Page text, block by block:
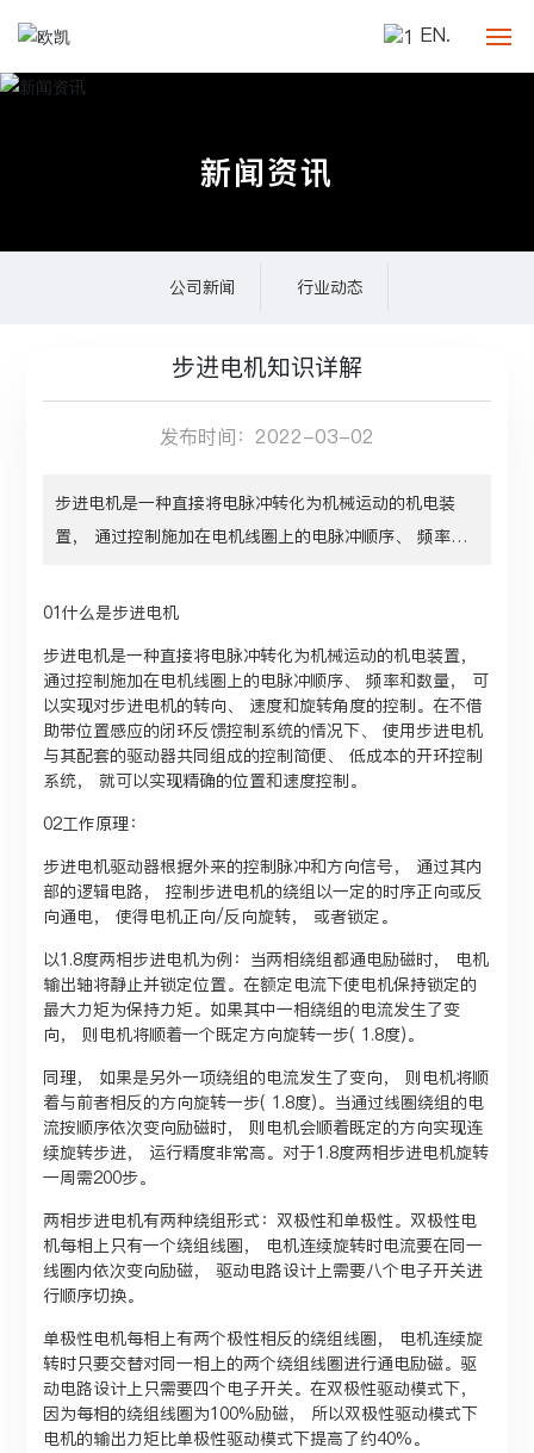
EN.
新闻资讯
公司新闻 行业动态
步进电机知识详解
发布时间： 2022-03-02
步进电机是一种直接将电脉冲转化为机械运动的机电装
置， 通过控制施加在电机线圈上的电脉冲顺序、 频率和
控制。
01什么是步进电机
步进电机是一种直接将电脉冲转化为机械运动的机电装置，
通过控制施加在电机线圈上的电脉冲顺序、 频率和数量， 可
以实现对步进电机的转向、 速度和旋转角度的控制。在不借
助带位置感应的闭环反馈控制系统的情况下、 使用步进电机
与其配套的驱动器共同组成的控制简便、 低成本的开环控制
系统， 就可以实现精确的位置和速度控制。
02工作原理：
步进电机驱动器根据外来的控制脉冲和方向信号， 通过其内
部的逻辑电路， 控制步进电机的绕组以一定的时序正向或反
向通电， 使得电机正向/反向旋转， 或者锁定。
以1.8度两相步进电机为例：当两相绕组都通电励磁时， 电机
输出轴将静止并锁定位置。在额定电流下使电机保持锁定的
最大力矩为保持力矩。如果其中一相绕组的电流发生了变
向， 则电机将顺着一个既定方向旋转一步( 1.8度)。
同理， 如果是另外一项绕组的电流发生了变向， 则电机将顺
着与前者相反的方向旋转一步( 1.8度)。当通过线圈绕组的电
流按顺序依次变向励磁时， 则电机会顺着既定的方向实现连
续旋转步进， 运行精度非常高。对于1.8度两相步进电机旋转
一周需200步。
两相步进电机有两种绕组形式：双极性和单极性。双极性电
机每相上只有一个绕组线圈， 电机连续旋转时电流要在同一
线圈内依次变向励磁， 驱动电路设计上需要八个电子开关进
行顺序切换。
单极性电机每相上有两个极性相反的绕组线圈， 电机连续旋
转时只要交替对同一相上的两个绕组线圈进行通电励磁。驱
动电路设计上只需要四个电子开关。在双极性驱动模式下，
因为每相的绕组线圈为100%励磁， 所以双极性驱动模式下
电机的输出力矩比单极性驱动模式下提高了约40%。